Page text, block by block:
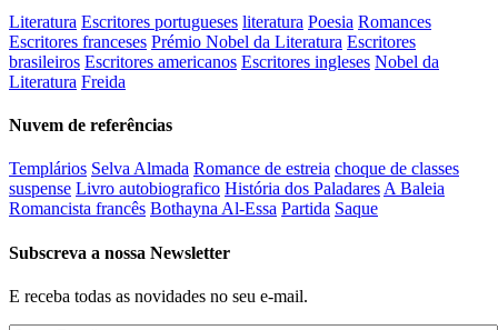
Literatura Escritores portugueses literatura Poesia Romances
Escritores franceses Prémio Nobel da Literatura Escritores
brasileiros Escritores americanos Escritores ingleses Nobel da
Literatura Freida
Nuvem de referências
Templários Selva Almada Romance de estreia choque de classes
suspense Livro autobiografico História dos PaladaresA Baleia
Romancista francês Bothayna Al-Essa Partida Saque
Subscreva a nossa Newsletter
E receba todas as novidades no seu e-mail.